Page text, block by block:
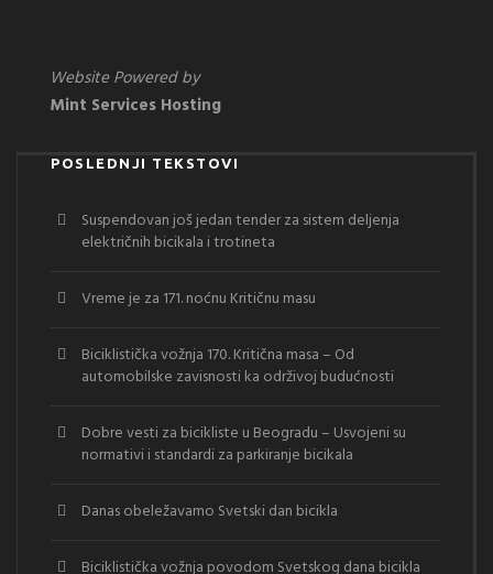
Website Powered by
Mint Services Hosting
POSLEDNJI TEKSTOVI
Suspendovan još jedan tender za sistem deljenja
električnih bicikala i trotineta
Vreme je za 171. noćnu Kritičnu masu
Biciklistička vožnja 170. Kritična masa – Od
automobilske zavisnosti ka održivoj budućnosti
Dobre vesti za bicikliste u Beogradu – Usvojeni su
normativi i standardi za parkiranje bicikala
Danas obeležavamo Svetski dan bicikla
Biciklistička vožnja povodom Svetskog dana bicikla